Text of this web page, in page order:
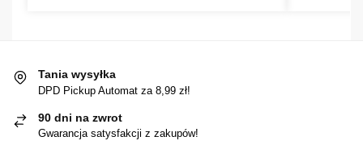
Tania wysyłka
DPD Pickup Automat za 8,99 zł!
90 dni na zwrot
Gwarancja satysfakcji z zakupów!